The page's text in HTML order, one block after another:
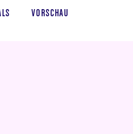
VORSCHAU